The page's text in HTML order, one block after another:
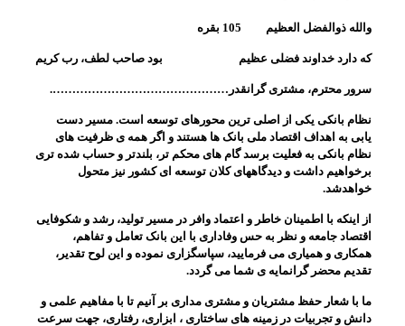
والله ذوالفضل العظیم 105 بقره
که دارد خداوند فضلی عظیم بود صاحب لطف، رب کریم
سرور محترم، مشتری گرانقدر……………………………………….
نظام بانکی یکی از اصلی ترین محورهای توسعه است. مسیر دست
یابی به اهداف اقتصاد ملی بانک ها هستند و اگر همه ی ظرفیت های
نظام بانکی به فعلیت برسد گام های محکم تر، بلندتر و حساب شده تری
برخواهیم داشت و دیدگاههای کلان توسعه ای کشور نیز متحول
خواهدشد.
از اینکه با اطمینان خاطر و اعتماد وافر در مسیر تولید، رشد و شکوفایی
اقتصاد جامعه و نظر به حس وفاداری با این بانک تعامل و تفاهم،
همکاری و همیاری می فرمایید، سپاسگزاری نموده و این لوح تقدیر،
تقدیم محضر گرانمایه ی شما می گردد.
ما با شعار حفظ مشتریان و مشتری مداری بر آنیم تا با مفاهیم علمی و
دانش و تجربیات در زمینه های ساختاری ، ابزاری، رفتاری، جهت سرعت